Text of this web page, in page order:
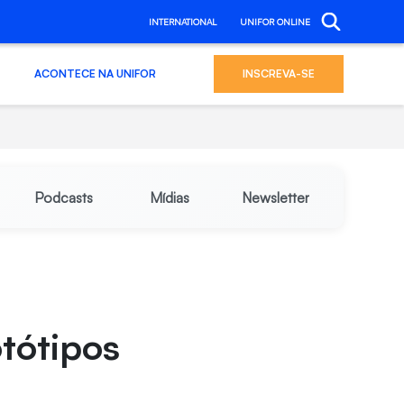
INTERNATIONAL UNIFOR ONLINE
ACONTECE NA UNIFOR INSCREVA-SE
Podcasts Mídias Newsletter